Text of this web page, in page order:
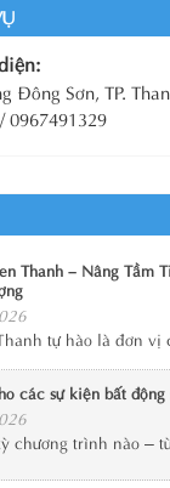
Đông Sơn, TP.
0967491329
Thanh – Nâng Tầm
tự hào là đơn vị
các sự kiện bất động
chương trình nào –